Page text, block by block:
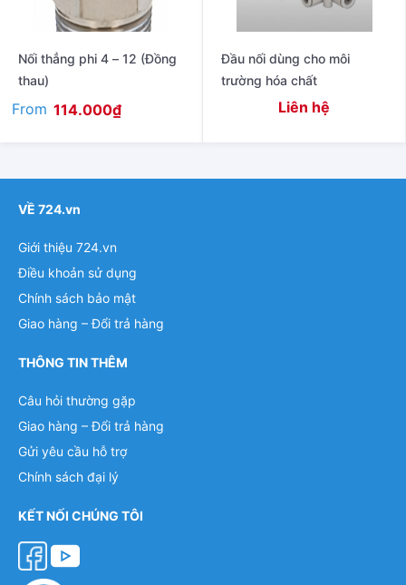
Nối thẳng phi 4 – 12 (Đồng
thau)
From 114.000₫
Đầu nối dùng cho môi
trường hóa chất
Liên hệ
VỀ 724.vn
Giới thiệu 724.vn
Điều khoản sử dụng
Chính sách bảo mật
Giao hàng – Đổi trả hàng
THÔNG TIN THÊM
Câu hỏi thường gặp
Giao hàng – Đổi trả hàng
Gửi yêu cầu hỗ trợ
Chính sách đại lý
KẾT NỐI CHÚNG TÔI